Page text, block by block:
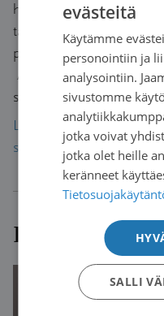
henkilötietoja, joiden
tai epäsuorasti. Sinulta
pakollisena: nimi ja
Antamasi henkilötiedot
syöpäyhdistykselle tai
Lue lisää henkilötietojesi
syöpäyhdistyksessä.
Lue lisää
evästeitä
Käytämme
personointiin ja
analysointiin.
sivustomme
jotka voivat
jotka olet heille
keränneet
SALLI